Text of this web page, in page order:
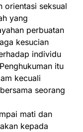
orientasi seksual
yang
perbuatan
kesucian
individu
itu
kecuali
seorang
mati dan
kepada